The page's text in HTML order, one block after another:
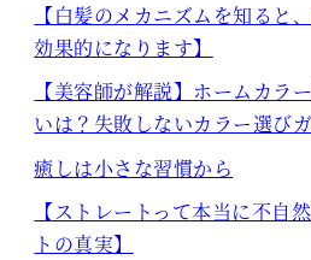
【白髪のメカニズムを知ると
効果的になります】
【美容師が解説】ホームカラ
いは？失敗しないカラー選び
癒しは小さな習慣から
【ストレートって本当に不自
トの真実】